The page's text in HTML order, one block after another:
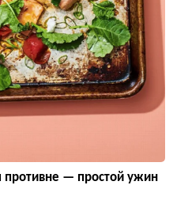
— простой ужин